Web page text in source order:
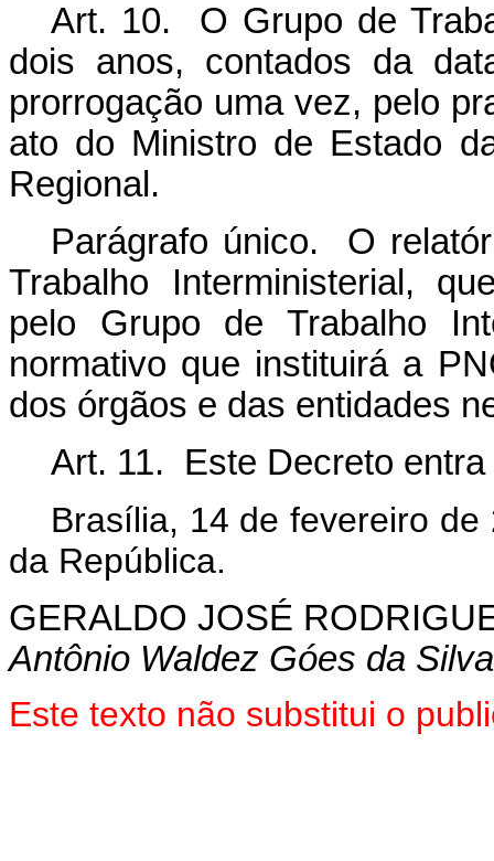
Art. 10. O Grupo de
dois anos, contados da
prorrogação uma vez, pelo
ato do Ministro de Estado
Regional.
Parágrafo único. O
Trabalho Interministerial,
pelo Grupo de Trabalho
normativo que instituirá a
dos órgãos e das entidades
Art. 11. Este Decreto
Brasília, 14 de fevereiro de
da República.
GERALDO JOSÉ
Antônio Waldez Góes da Silva
Este texto não substitui o